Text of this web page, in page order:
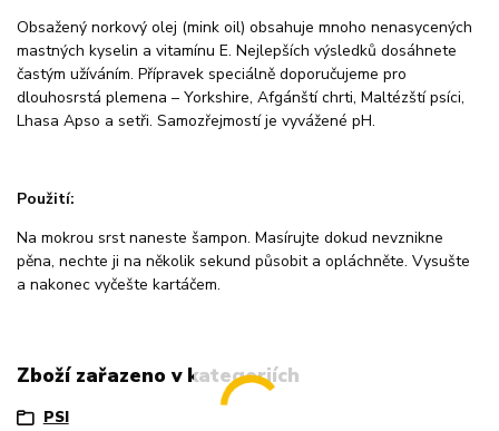
Obsažený norkový olej (mink oil) obsahuje mnoho nenasycených
mastných kyselin a vitamínu E. Nejlepších výsledků dosáhnete
častým užíváním. Přípravek speciálně doporučujeme pro
dlouhosrstá plemena – Yorkshire, Afgánští chrti, Maltézští psíci,
Lhasa Apso a setři. Samozřejmostí je vyvážené pH.
Použití:
Na mokrou srst naneste šampon. Masírujte dokud nevznikne
pěna, nechte ji na několik sekund působit a opláchněte. Vysušte
a nakonec vyčešte kartáčem.
Zboží zařazeno v kategoriích
PSI